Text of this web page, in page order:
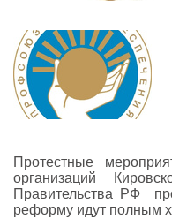
Протестные
организаций
Правительства РФ
реформу идут полным